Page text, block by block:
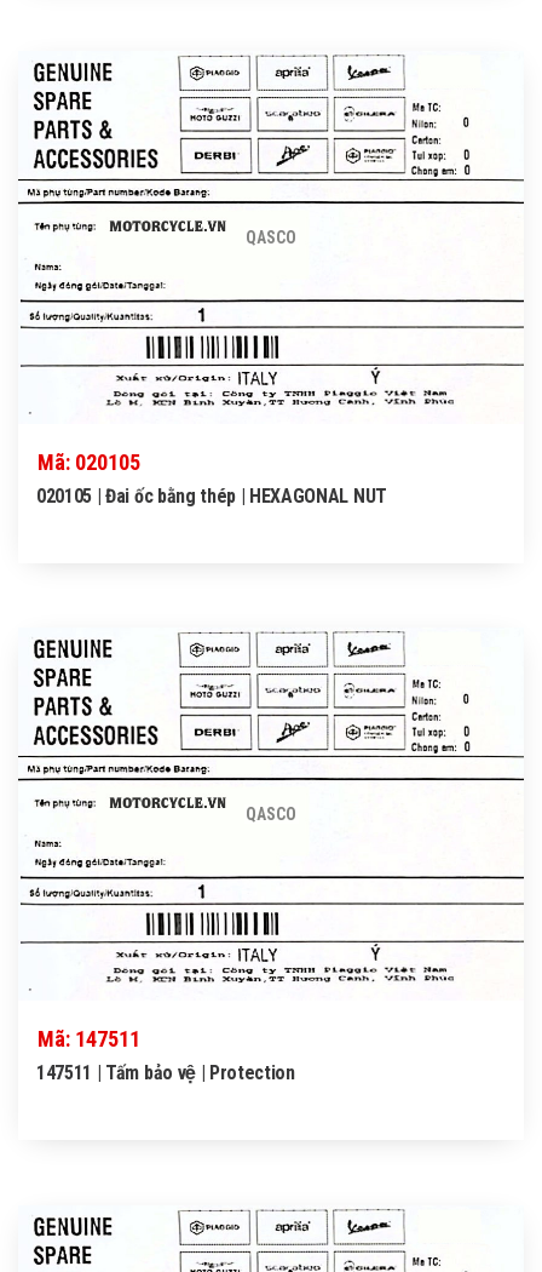
QASCO
Mã: 020105
020105 | Đai ốc bằng thép | HEXAGONAL NUT
QASCO
Mã: 147511
147511 | Tấm bảo vệ | Protection